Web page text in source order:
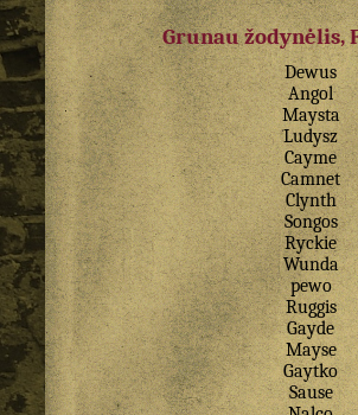
Grunau žodynėlis,
Dewus
Angol
Maysta
Ludysz
Cayme
Camnet
Clynth
Songos
Ryckie
Wunda
pewo
Ruggis
Gayde
Mayse
Gaytko
Sause